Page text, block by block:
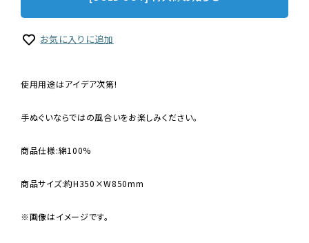
お気に入りに追加
使用用途はアイデア次第!
手ぬぐいならではの風合いをお楽しみください。
商品仕様:綿100%
商品サイズ:約H350×W850mm
※画像はイメージです。